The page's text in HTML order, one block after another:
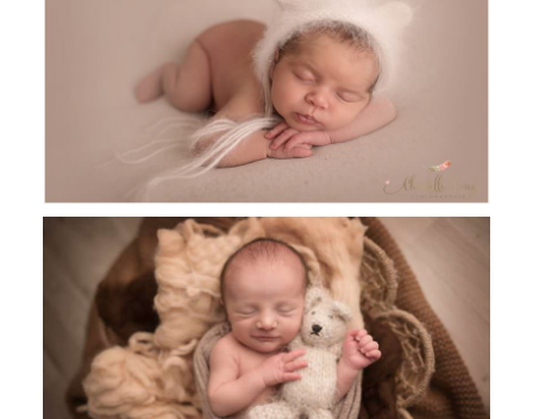
Paloma, nouveau né 10 jours,
Toulouse, Castres, Revel
Nathan, séance photo nouveau né
studio Revel